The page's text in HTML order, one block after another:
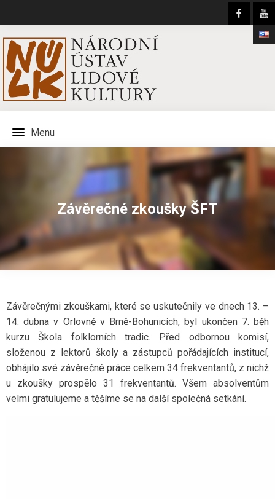
Menu
Závěrečné zkoušky ŠFT
Závěrečnými zkouškami, které se uskutečnily ve dnech 13. –
14. dubna v Orlovně v Brně-Bohunicích, byl ukončen 7. běh
kurzu Škola folklorních tradic. Před odbornou komisí,
složenou z lektorů školy a zástupců pořádajících institucí,
obhájilo své závěrečné práce celkem 34 frekventantů, z nichž
u zkoušky prospělo 31 frekventantů. Všem absolventům
velmi gratulujeme a těšíme se na další společná setkání.